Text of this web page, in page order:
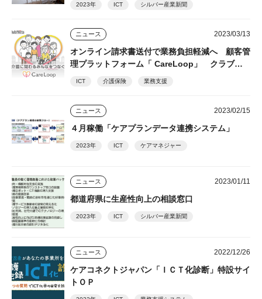
2023年 ICT シルバー産業新聞
ニュース 2023/03/13
オンライン請求書送付で業務負担軽減へ 顧客管
理プラットフォーム「 CareLoop」 クラブネ
ICT 介護保険 業務支援
ニュース 2023/02/15
４月稼働「ケアプランデータ連携システム」
2023年 ICT ケアマネジャー
ニュース 2023/01/11
都道府県に生産性向上の相談窓口
2023年 ICT シルバー産業新聞
ニュース 2022/12/26
ケアコネクトジャパン「ＩＣＴ化診断」特設サイ
トＯＰ